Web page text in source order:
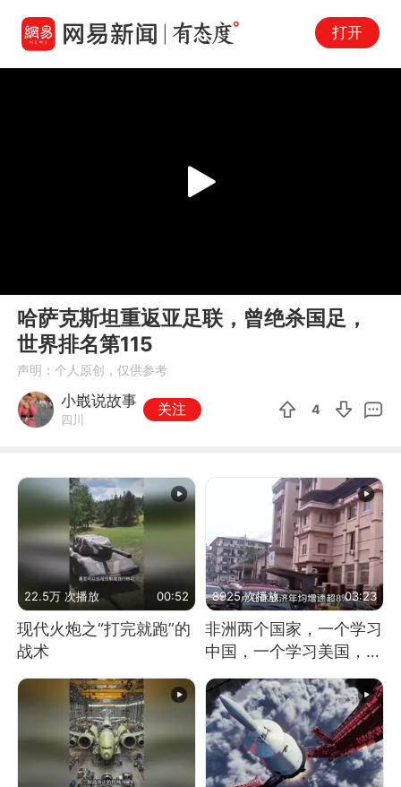
打开
Play
哈萨克斯坦重返亚足联，曾绝杀国足，
世界排名第115
声明：个人原创，仅供参考
小嶯说故事
四川
关注 4
22.5万 次播放 00:52
现代火炮之“打完就跑”的
战术
8925 次播放 03:23
非洲两个国家，一个学习
中国，一个学习美国，结